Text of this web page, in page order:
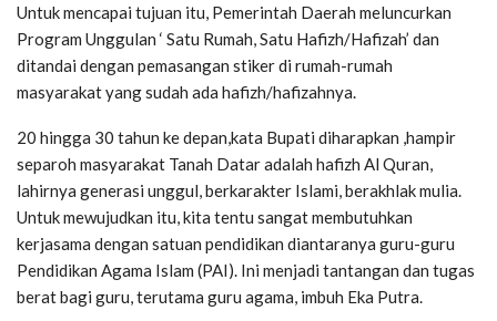
Untuk mencapai tujuan itu, Pemerintah Daerah meluncurkan
Program Unggulan ‘ Satu Rumah, Satu Hafizh/Hafizah’ dan
ditandai dengan pemasangan stiker di rumah-rumah
masyarakat yang sudah ada hafizh/hafizahnya.
20 hingga 30 tahun ke depan,kata Bupati diharapkan ,hampir
separoh masyarakat Tanah Datar adalah hafizh Al Quran,
lahirnya generasi unggul, berkarakter Islami, berakhlak mulia.
Untuk mewujudkan itu, kita tentu sangat membutuhkan
kerjasama dengan satuan pendidikan diantaranya guru-guru
Pendidikan Agama Islam (PAI). Ini menjadi tantangan dan tugas
berat bagi guru, terutama guru agama, imbuh Eka Putra.